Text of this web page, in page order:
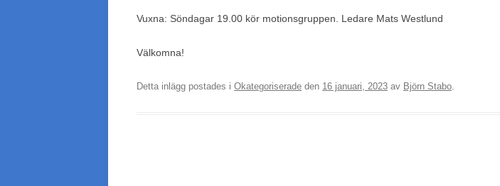
Vuxna: Söndagar 19.00 kör motionsgruppen. Ledare Mats Westlund
Välkomna!
Detta inlägg postades i Okategoriserade den 16 januari, 2023 av Björn Stabo.